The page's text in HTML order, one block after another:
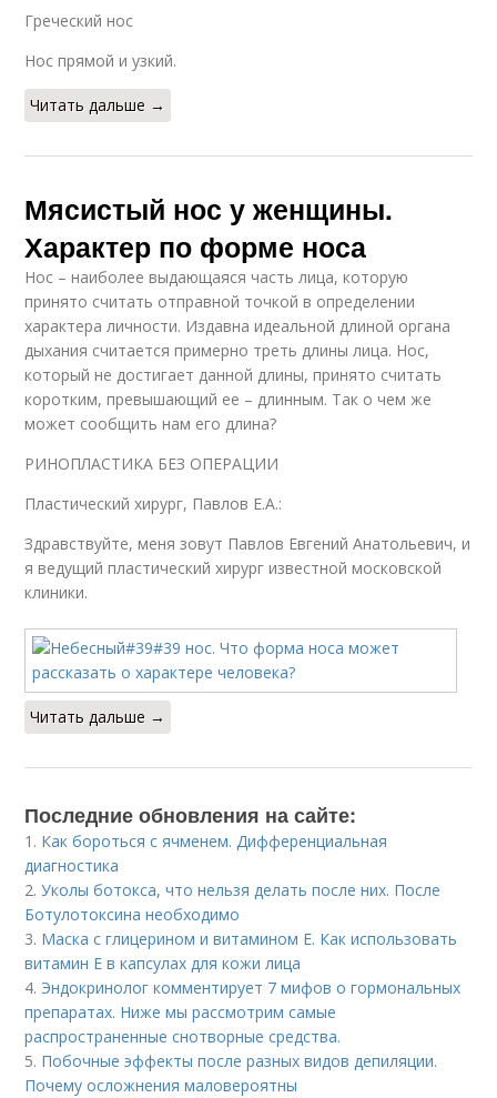
Греческий нос
Нос прямой и узкий.
Читать дальше →
Мясистый нос у женщины.
Характер по форме носа
Нос – наиболее выдающаяся часть лица, которую
принято считать отправной точкой в определении
характера личности. Издавна идеальной длиной органа
дыхания считается примерно треть длины лица. Нос,
который не достигает данной длины, принято считать
коротким, превышающий ее – длинным. Так о чем же
может сообщить нам его длина?
РИНОПЛАСТИКА БЕЗ ОПЕРАЦИИ
Пластический хирург, Павлов Е.А.:
Здравствуйте, меня зовут Павлов Евгений Анатольевич, и
я ведущий пластический хирург известной московской
клиники.
Читать дальше →
Последние обновления на сайте:
1. Как бороться с ячменем. Дифференциальная
диагностика
2.Уколы ботокса, что нельзя делать после них. После
Ботулотоксина необходимо
3. Маска с глицерином и витамином Е. Как использовать
витамин E в капсулах для кожи лица
4. Эндокринолог комментирует 7 мифов о гормональных
препаратах. Ниже мы рассмотрим самые
распространенные снотворные средства.
5. Побочные эффекты после разных видов депиляции.
Почему осложнения маловероятны